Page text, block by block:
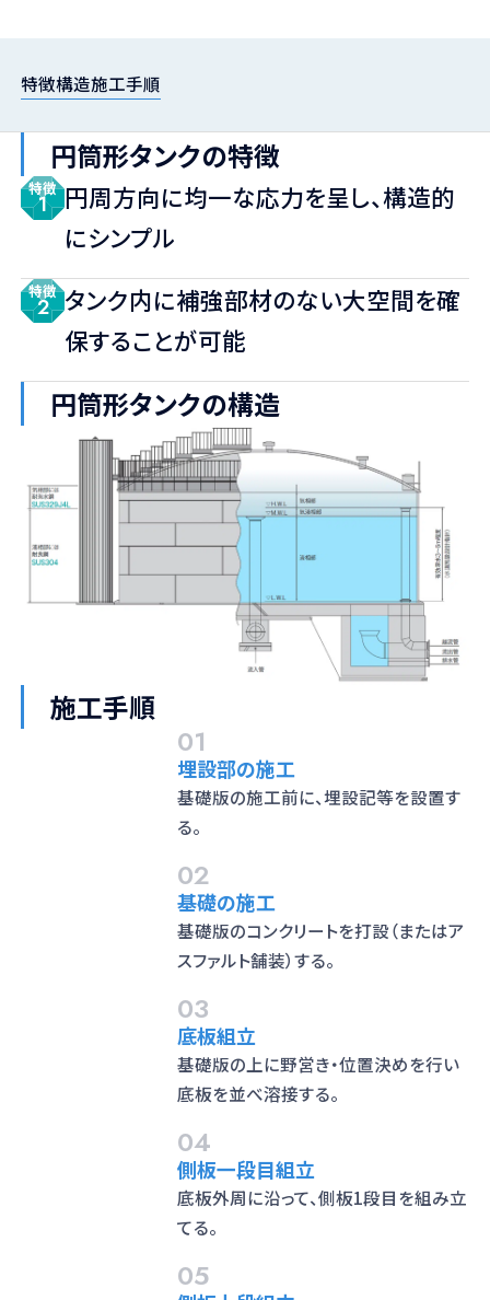
特徴構造施工手順
円筒形タンクの特徴
特徴
1
円周方向に均一な応力を呈し、構造的
にシンプル
特徴
2 タンク内に補強部材のない大空間を確
保することが可能
円筒形タンクの構造
施工手順
01
埋設部の施工
基礎版の施工前に、埋設記等を設置す
る。
02
基礎の施工
基礎版のコンクリートを打設（またはア
スファルト舗装）する。
03
底板組立
基礎版の上に野営き・位置決めを行い
底板を並べ溶接する。
04
側板一段目組立
底板外周に沿って、側板1段目を組み立
てる。
05